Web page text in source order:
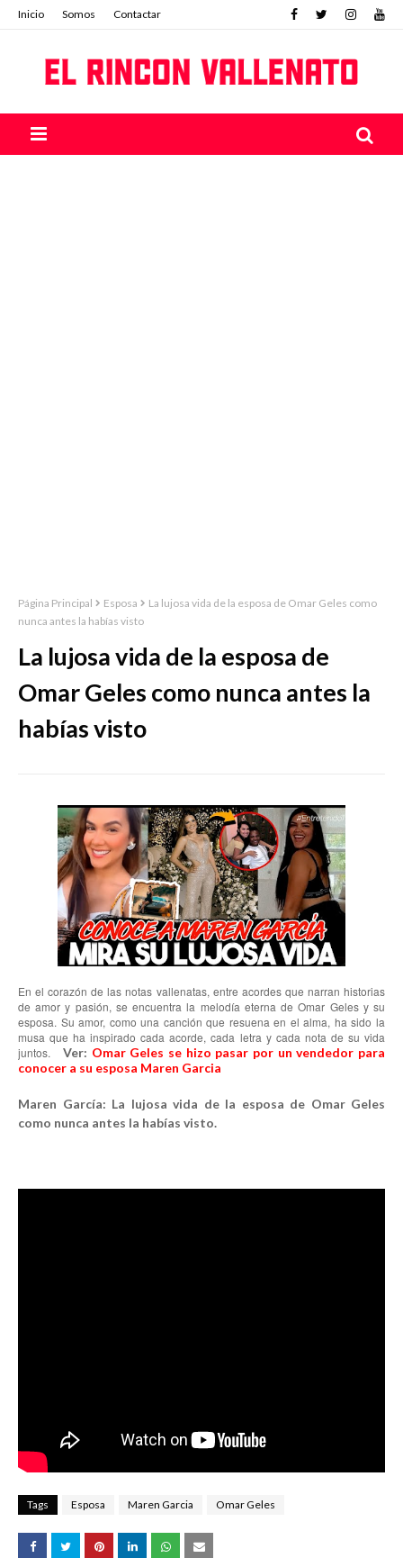
Inicio Somos Contactar
Página Principal Esposa
La lujosa vida de la esposa de Omar Geles como
nunca antes la habías visto
La lujosa vida de la esposa de
Omar Geles como nunca antes la
habías visto
En el corazón de las notas vallenatas, entre acordes que narran historias
de amor y pasión, se encuentra la melodía eterna de Omar Geles y su
esposa. Su amor, como una canción que resuena en el alma, ha sido la
musa que ha inspirado cada acorde, cada letra y cada nota de su vida
juntos.
Ver: Omar Geles se hizo pasar por un vendedor para
conocer a su esposa Maren Garcia
Maren García: La lujosa vida de la esposa de Omar Geles
como nunca antes la habías visto.
Tags Esposa Maren Garcia Omar Geles